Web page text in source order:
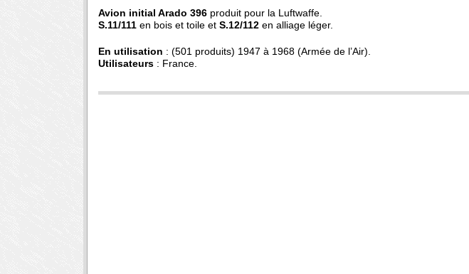
Avion initial Arado 396 produit pour la Luftwaffe.
S.11/111 en bois et toile et S.12/112 en alliage léger.
En utilisation : (501 produits) 1947 à 1968 (Armée de l’Air).
Utilisateurs : France.